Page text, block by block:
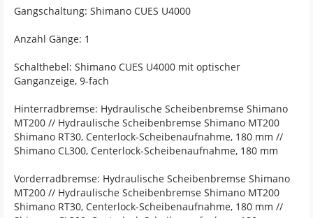
Gangschaltung: Shimano CUES U4000
Anzahl Gänge: 1
Schalthebel: Shimano CUES U4000 mit optischer
Ganganzeige, 9-fach
Hinterradbremse: Hydraulische Scheibenbremse Shimano
MT200 // Hydraulische Scheibenbremse Shimano MT200
Shimano RT30, Centerlock-Scheibenaufnahme, 180 mm //
Shimano CL300, Centerlock-Scheibenaufnahme, 180 mm
Vorderradbremse: Hydraulische Scheibenbremse Shimano
MT200 // Hydraulische Scheibenbremse Shimano MT200
Shimano RT30, Centerlock-Scheibenaufnahme, 180 mm //